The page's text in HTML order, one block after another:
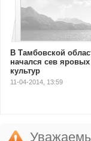
В Тамбовской
начался сев яровых
культур
11-04-2014, 13:59